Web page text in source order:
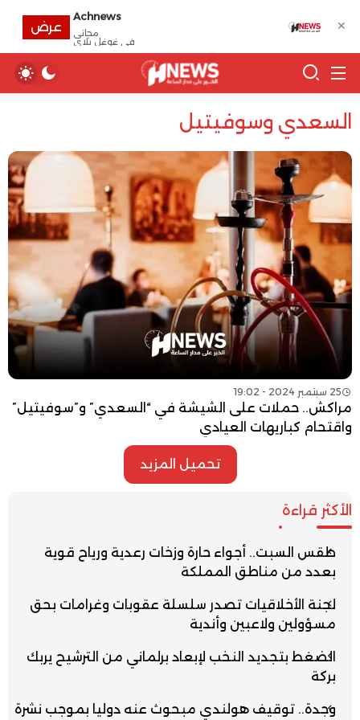
السعدي وسوفيتيل
25 سبتمبر 2024 - 19:02
مراكش.. حملات على الشيشة في “السعدي” و”سوفيتيل”
واقتحام كباريهات العيادي
تحميل المزيد
الأكثر قراءة
طقس السبت.. أجواء حارة وزخات رعدية ورياح قوية
بعدد من مناطق المملكة
لجنة الأخلاقيات تصدر سلسلة عقوبات وغرامات بحق
مسؤولين ولاعبين وأندية
الضغط بتجديد النخب لإبعاد برلماني من الترشيح يربك
بركة
وجدة.. توقيف هولندي مبحوث عنه دوليا بموجب نشرة
✕
Achnews
مجانى
في غوغل بلاي
عرض